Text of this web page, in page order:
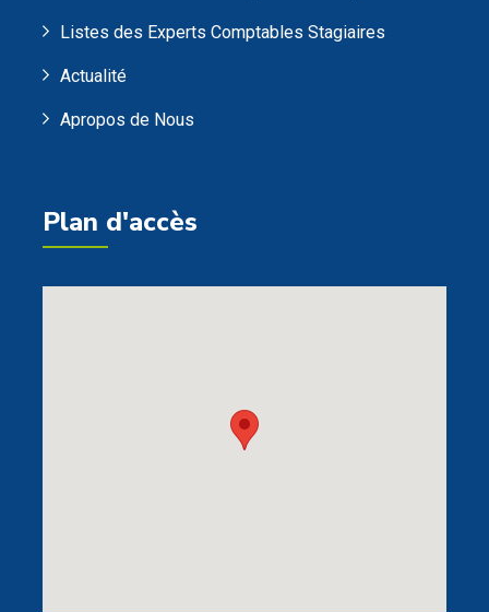
Listes des Experts Comptables Stagiaires
Actualité
Apropos de Nous
Plan d'accès